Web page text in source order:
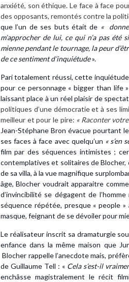
anxiété, son éthique. Le face à face
des opposants, remontés contre la
que l’un de ses buts était de «
m’approcher de lui, ce qui n’a pas été
mienne pendant le tournage, la peur
de ce sentiment d’inquiétude».
Pari totalement réussi, cette
pour ce personnage « bigger than life
laissant place à un réel plaisir de
politiques d’une démocratie et à ses
meilleur et pour le pire: « Raconter
Jean-Stéphane Bron évacue pourtant
ses faces à face avec quelqu’un « s’en
film par des séquences intimistes ;
contemplatives et solitaires de Blocher,
de sa villa, à la vue magnifique
âge, Blocher voudrait apparaitre
d’invincibilité se dégagent de
séquence répétée, presque « people
masque, feignant de se dévoiler pour
Le réalisateur inscrit sa dramaturgie
enfance dans la même maison que
Blocher rappelle l’anecdote mais,
de Guillaume Tell : « Cela s’est-il
enchâsse magistralement le récit